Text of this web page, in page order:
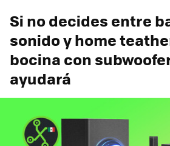
Si no decides entre
sonido y home
bocina con
ayudará